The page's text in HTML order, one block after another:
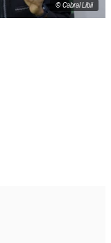
© Cabral Libii